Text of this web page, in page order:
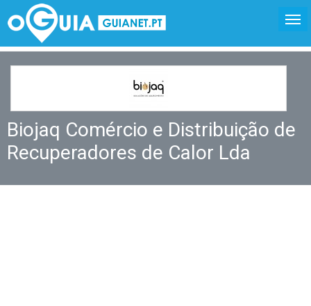
Biojaq Comércio e Distribuição de
Recuperadores de Calor Lda